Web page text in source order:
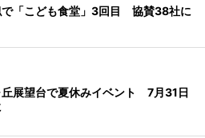
で「こども食堂」3回目 協賛38社に
丘展望台で夏休みイベント 7月31日